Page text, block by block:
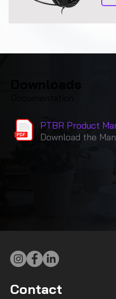
PTBR Product
Download the
Contact